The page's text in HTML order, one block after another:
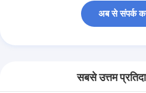
अब से संपर्क
सबसे उत्तम